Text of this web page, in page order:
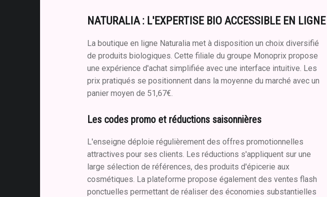
NATURALIA : L'EXPERTISE BIO ACCESSIBLE EN LIGNE
La boutique en ligne Naturalia met à disposition un choix diversifié
de produits biologiques. Cette filiale du groupe Monoprix propose
une expérience d'achat simplifiée avec une interface intuitive. Les
prix pratiqués se positionnent dans la moyenne du marché avec un
panier moyen de 51,67€.
Les codes promo et réductions saisonnières
L'enseigne déploie régulièrement des offres promotionnelles
attractives pour ses clients. Les réductions s'appliquent sur une
large sélection de références, des produits d'épicerie aux
cosmétiques. La plateforme propose également des ventes flash
ponctuelles permettant de réaliser des économies substantielles